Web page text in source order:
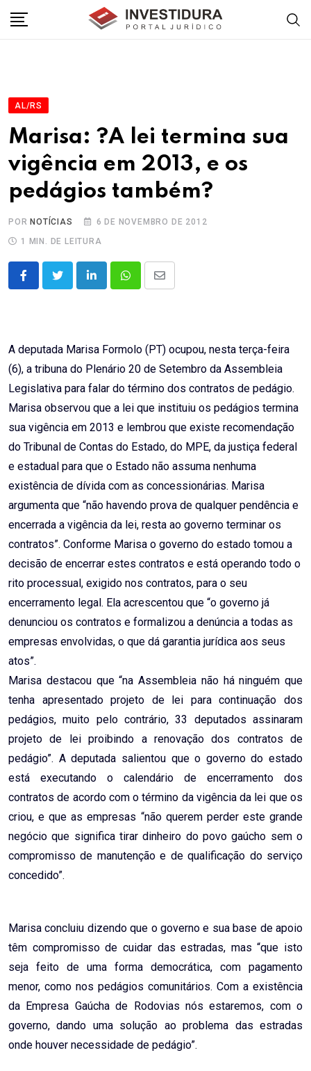
AL/RS
Marisa: ?A lei termina sua
vigência em 2013, e os
pedágios também?
POR NOTÍCIAS
6 DE NOVEMBRO DE 2012
1 MIN. DE LEITURA
LinkedInWhatsappShare
A deputada Marisa Formolo (PT) ocupou, nesta terça-feira
(6), a tribuna do Plenário 20 de Setembro da Assembleia
Legislativa para falar do término dos contratos de pedágio.
Marisa observou que a lei que instituiu os pedágios termina
sua vigência em 2013 e lembrou que existe recomendação
do Tribunal de Contas do Estado, do MPE, da justiça federal
e estadual para que o Estado não assuma nenhuma
existência de dívida com as concessionárias. Marisa
argumenta que “não havendo prova de qualquer pendência e
encerrada a vigência da lei, resta ao governo terminar os
contratos”. Conforme Marisa o governo do estado tomou a
decisão de encerrar estes contratos e está operando todo o
rito processual, exigido nos contratos, para o seu
encerramento legal. Ela acrescentou que “o governo já
denunciou os contratos e formalizou a denúncia a todas as
empresas envolvidas, o que dá garantia jurídica aos seus
atos”.
Marisa destacou que “na Assembleia não há ninguém que
tenha apresentado projeto de lei para continuação dos
pedágios, muito pelo contrário, 33 deputados assinaram
projeto de lei proibindo a renovação dos contratos de
pedágio”. A deputada salientou que o governo do estado
está executando o calendário de encerramento dos
contratos de acordo com o término da vigência da lei que os
criou, e que as empresas “não querem perder este grande
negócio que significa tirar dinheiro do povo gaúcho sem o
compromisso de manutenção e de qualificação do serviço
concedido”.
Marisa concluiu dizendo que o governo e sua base de apoio
têm compromisso de cuidar das estradas, mas “que isto
seja feito de uma forma democrática, com pagamento
menor, como nos pedágios comunitários. Com a existência
da Empresa Gaúcha de Rodovias nós estaremos, com o
governo, dando uma solução ao problema das estradas
onde houver necessidade de pedágio”.